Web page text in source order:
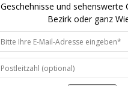
Geschehnisse und sehenswerte
Bezirk oder ganz